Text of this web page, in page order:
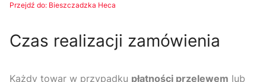
Przejdź do: Bieszczadzka Heca
Czas realizacji zamówienia
Każdy towar w przypadku płatności przelewem lub